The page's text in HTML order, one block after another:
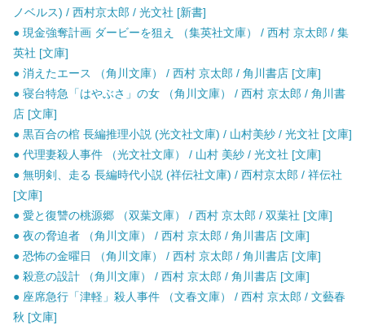
ノベルス) / 西村京太郎 / 光文社 [新書]
● 現金強奪計画 ダービーを狙え （集英社文庫） / 西村 京太郎 / 集
英社 [文庫]
● 消えたエース （角川文庫） / 西村 京太郎 / 角川書店 [文庫]
● 寝台特急「はやぶさ」の女 （角川文庫） / 西村 京太郎 / 角川書
店 [文庫]
● 黒百合の棺 長編推理小説 (光文社文庫) / 山村美紗 / 光文社 [文庫]
● 代理妻殺人事件 （光文社文庫） / 山村 美紗 / 光文社 [文庫]
● 無明剣、走る 長編時代小説 (祥伝社文庫) / 西村京太郎 / 祥伝社
[文庫]
● 愛と復讐の桃源郷 （双葉文庫） / 西村 京太郎 / 双葉社 [文庫]
● 夜の脅迫者 （角川文庫） / 西村 京太郎 / 角川書店 [文庫]
● 恐怖の金曜日 （角川文庫） / 西村 京太郎 / 角川書店 [文庫]
● 殺意の設計 （角川文庫） / 西村 京太郎 / 角川書店 [文庫]
● 座席急行「津軽」殺人事件 （文春文庫） / 西村 京太郎 / 文藝春
秋 [文庫]